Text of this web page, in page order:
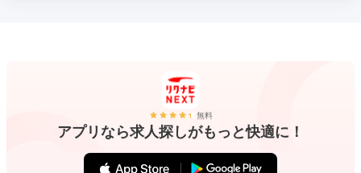
無料
アプリなら求人探しがもっと快適に！